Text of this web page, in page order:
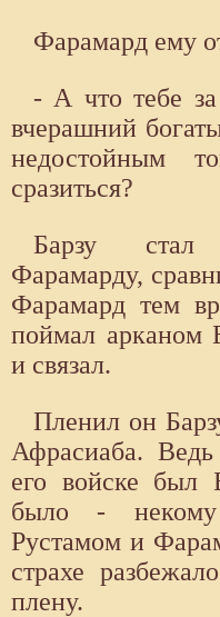
Фарамард ему
- А что тебе
вчерашний
недостойным
сразиться?
Барзу стал
Фарамарду,
Фарамард тем
поймал арканом
и связал.
Пленил он
Афрасиаба.
его войске был
было -
Рустамом и
страхе
плену.